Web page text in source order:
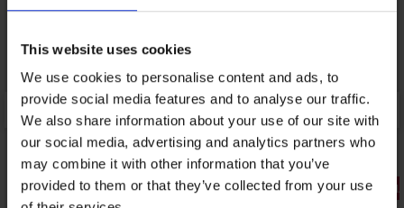
This website uses cookies
We use cookies to personalise content and ads, to
provide social media features and to analyse our traffic.
We also share information about your use of our site with
our social media, advertising and analytics partners who
may combine it with other information that you’ve
provided to them or that they’ve collected from your use
3+1